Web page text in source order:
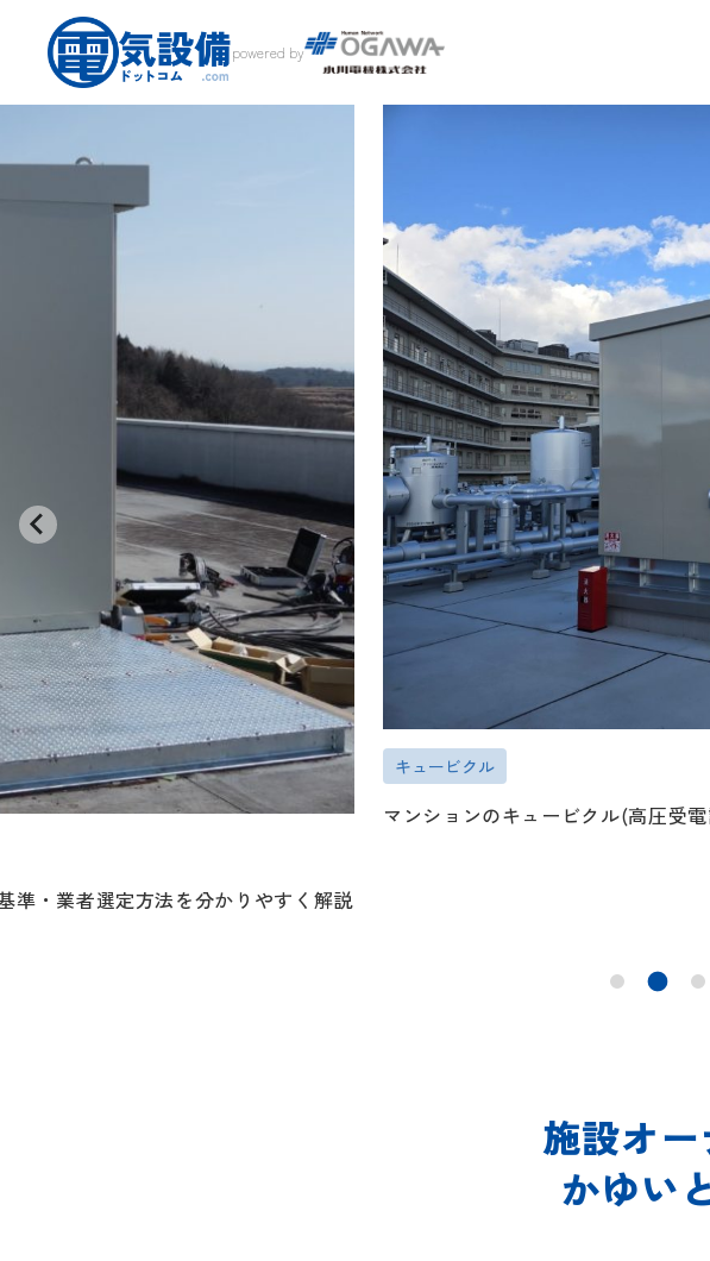
powered by
準・業者選定方法を分かりやすく解説
キュービクル
マンションのキュービクル(高圧受
施設オ
かゆい